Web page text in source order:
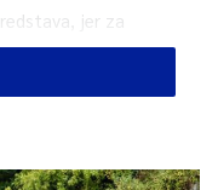
jer za
roka nije
obima, niti je to
novog tendera za